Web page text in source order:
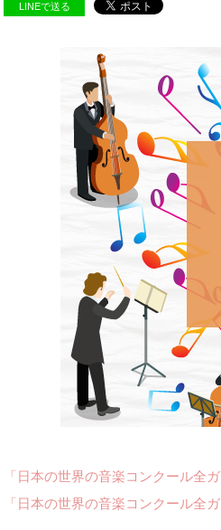
LINEで送る
「日本の世界の音楽コンクール全
「日本の世界の音楽コンクール全